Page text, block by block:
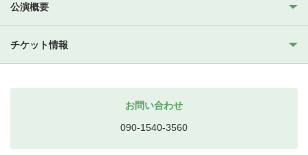
公演概要
チケット情報
お問い合わせ
090-1540-3560